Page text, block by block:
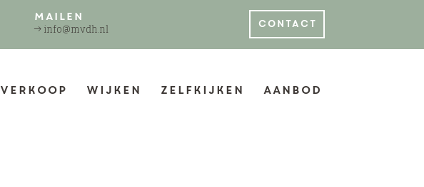
Mailen
→ info@mvdh.nl
contact
Verkoop Wijken Zelfkijken Aanbod